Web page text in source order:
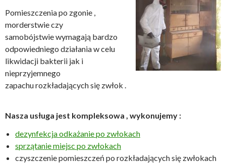
Pomieszczenia po zgonie ,
morderstwie czy
samobójstwie wymagają bardzo
odpowiedniego działania w celu
likwidacji bakterii jak i
nieprzyjemnego
zapachu rozkładających się zwłok .
Nasza usługa jest kompleksowa , wykonujemy :
dezynfekcja odkażanie po zwłokach
sprzątanie miejsc po zwłokach
czyszczenie pomieszczeń po rozkładających się zwłokach